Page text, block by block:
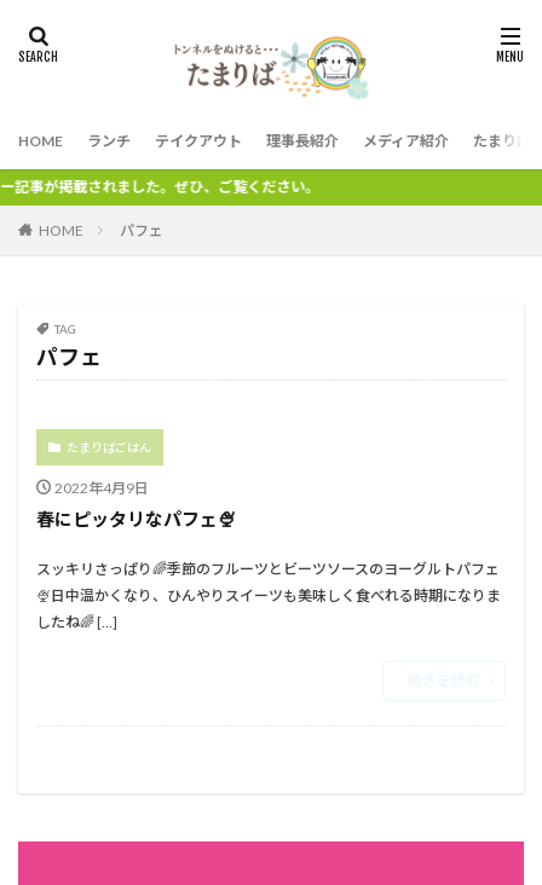
HOME ランチ テイクアウト 理事長紹介 メディア紹介 たまりば
が掲載されました。ぜひ、ご覧ください。
HOME パフェ
TAG
パフェ
たまりばごはん
2022年4月9日
春にピッタリなパフェ🍨
スッキリさっぱり🌈⁡⁡季節のフルーツとビーツソースの⁡⁡ヨーグルトパフェ
🍨⁡⁡⁡⁡日中温かくなり、ひんやりスイーツも美味しく食べれる時期になりま
したね🌈 […]